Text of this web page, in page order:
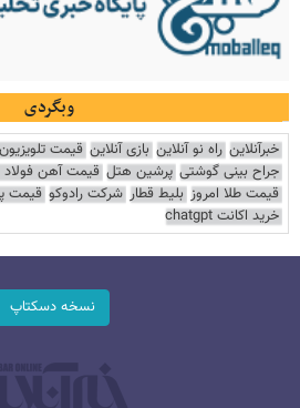
وبگردی
خبرآنلاین راه نو آنلاین بازی آنلاین قیمت
جراح بینی گوشتی پرشین هتل قیمت آهن فولاد
قیمت طلا امروز بلیط قطار شرکت رادوکو قیمت
خرید اکانت chatgpt
نسخه دسکتاپ